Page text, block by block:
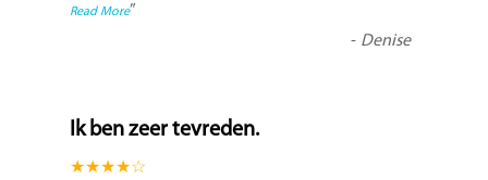
Read More”
- Denise
Ik ben zeer tevreden.
★★★★☆